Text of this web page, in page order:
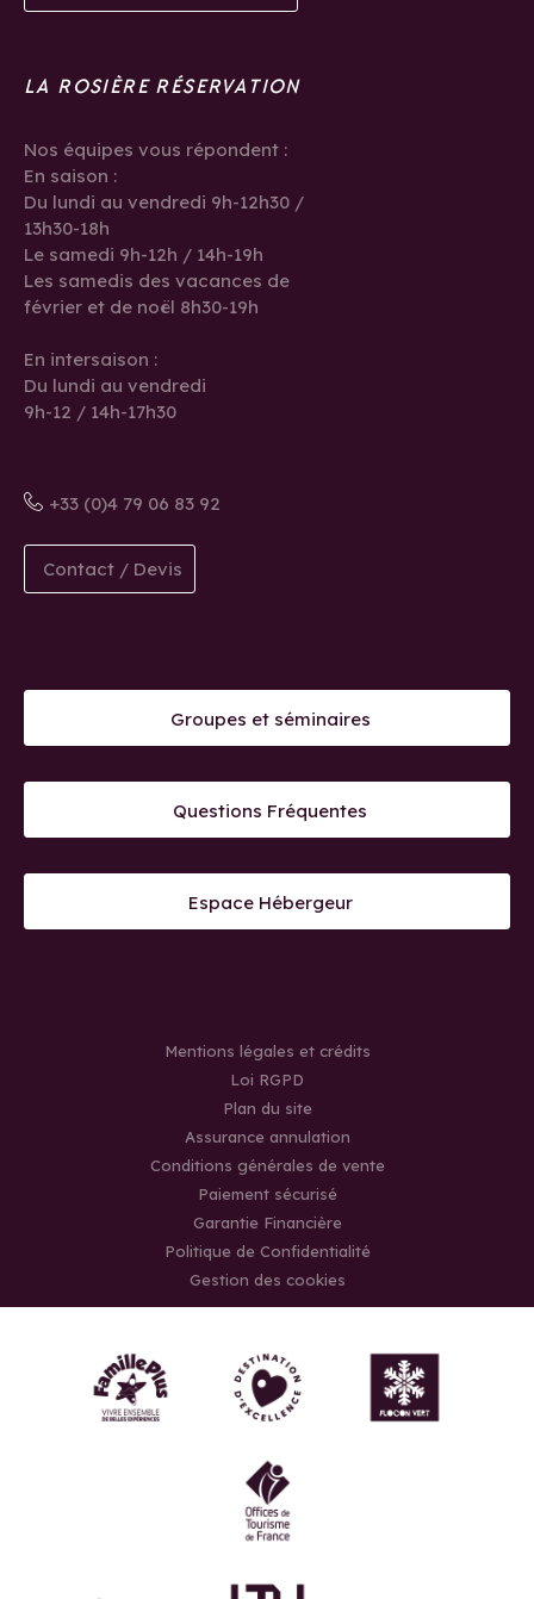
LA ROSIÈRE RÉSERVATION
Nos équipes vous répondent :
En saison :
Du lundi au vendredi 9h-12h30 /
13h30-18h
Le samedi 9h-12h / 14h-19h
Les samedis des vacances de
février et de noël 8h30-19h
En intersaison :
Du lundi au vendredi
9h-12 / 14h-17h30
+33 (0)4 79 06 83 92
Contact / Devis
Groupes et séminaires
Questions Fréquentes
Espace Hébergeur
Mentions légales et crédits
Loi RGPD
Plan du site
Assurance annulation
Conditions générales de vente
Paiement sécurisé
Garantie Financière
Politique de Confidentialité
Gestion des cookies